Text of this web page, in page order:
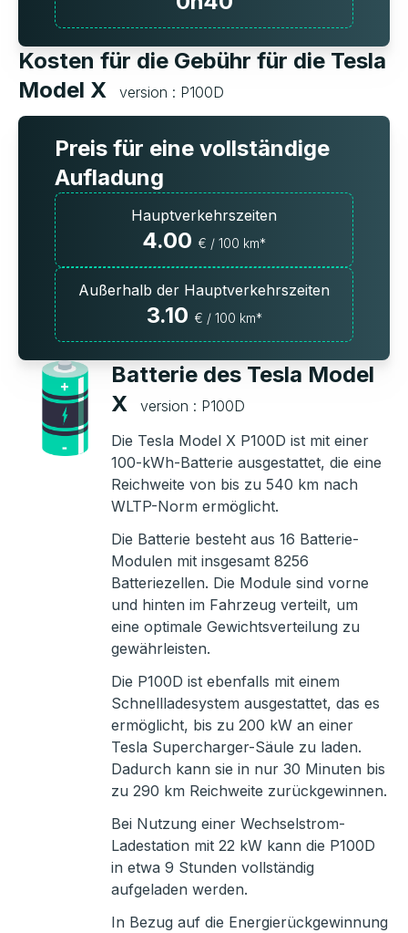
Kosten für die Gebühr für die Tesla
Model X
version : P100D
Preis für eine vollständige
Aufladung
Hauptverkehrszeiten
4.00 € / 100 km*
Außerhalb der Hauptverkehrszeiten
3.10 € / 100 km*
Batterie des Tesla Model
X
version : P100D
Die Tesla Model X P100D ist mit einer
100-kWh-Batterie ausgestattet, die eine
Reichweite von bis zu 540 km nach
WLTP-Norm ermöglicht.
Die Batterie besteht aus 16 Batterie-
Modulen mit insgesamt 8256
Batteriezellen. Die Module sind vorne
und hinten im Fahrzeug verteilt, um
eine optimale Gewichtsverteilung zu
gewährleisten.
Die P100D ist ebenfalls mit einem
Schnellladesystem ausgestattet, das es
ermöglicht, bis zu 200 kW an einer
Tesla Supercharger-Säule zu laden.
Dadurch kann sie in nur 30 Minuten bis
zu 290 km Reichweite zurückgewinnen.
Bei Nutzung einer Wechselstrom-
Ladestation mit 22 kW kann die P100D
in etwa 9 Stunden vollständig
aufgeladen werden.
In Bezug auf die Energierückgewinnung